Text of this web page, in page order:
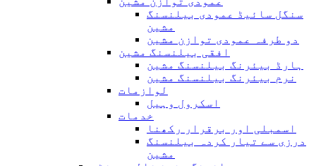
سنگل سائیڈ عمودی بیلنسنگ
مشین
دو طرفہ عمودی توازن مشین
افقی بیلنسنگ مشین
ہارڈ بیئرنگ بیلنسنگ مشین
نرم بیئرنگ بیلنسنگ مشین
لوازمات
اسکرول وہیل
خدمات
اسمبلی اور برقرار رکھنا
درزی سے تیار کردہ بیلنسنگ
مشین